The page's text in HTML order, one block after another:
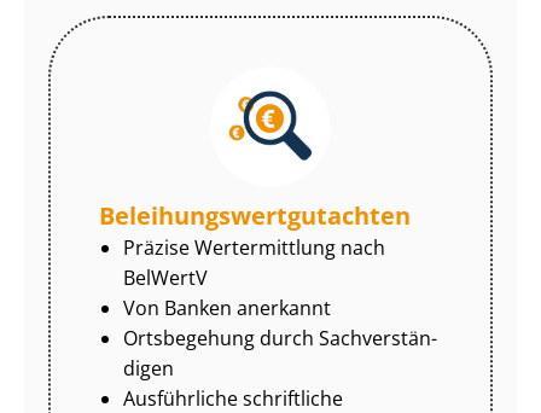
Be­lei­hungs­wert­gut­ach­ten
Präzise Wertermittlung nach
BelWertV
Von Banken anerkannt
Ortsbegehung durch Sach­ver­stän­
di­gen
Ausführliche schriftliche